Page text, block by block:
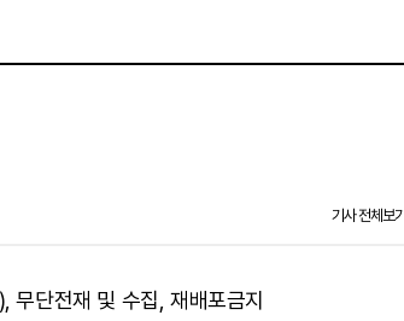
기사 전체보기
단전재 및 수집, 재배포금지